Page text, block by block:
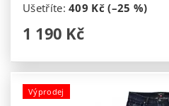
Ušetříte:409 Kč (–25 %)
1 190 Kč
Výprodej